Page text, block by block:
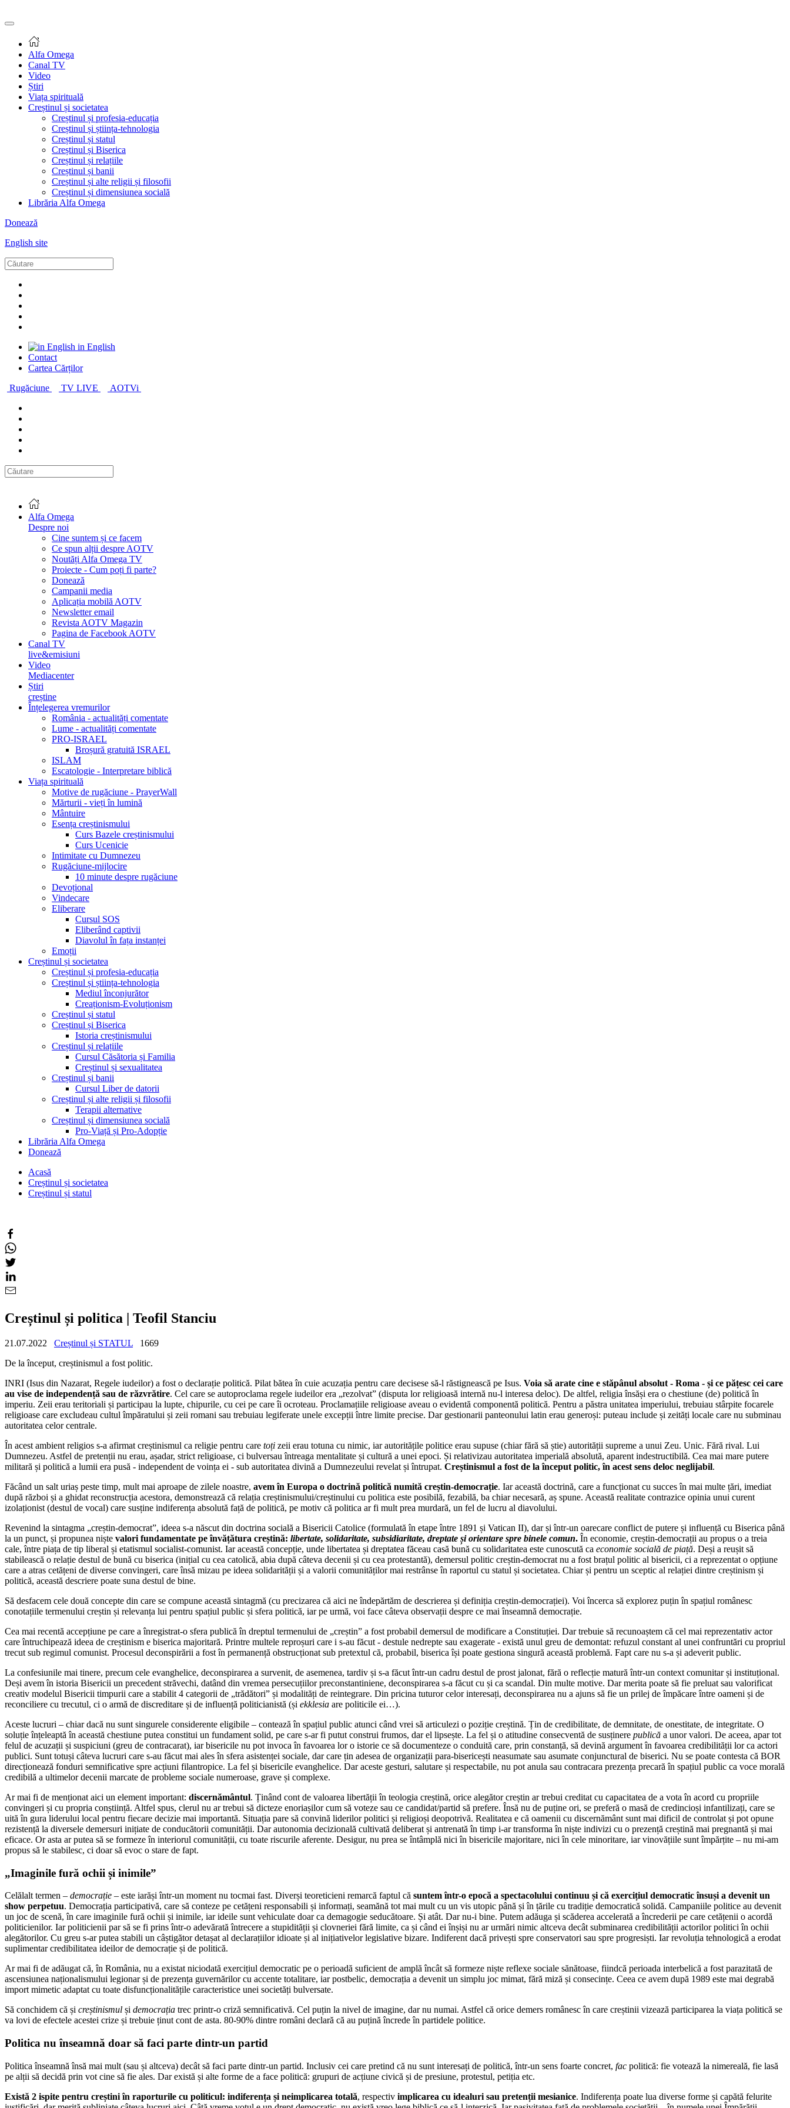
Alfa Omega
Canal TV
Video
Știri
Viața spirituală
Creștinul și societatea
Creștinul și profesia-educația
Creștinul și știința-tehnologia
Creștinul și statul
Creștinul și Biserica
Creștinul și relațiile
Creștinul și banii
Creștinul și alte religii și filosofii
Creștinul și dimensiunea socială
Librăria Alfa Omega
Donează
English site
in English
Contact
Cartea Cărților
Rugăciune
TV LIVE AOTVi
Alfa Omega
Despre noi
Cine suntem și ce facem
Ce spun alții despre AOTV
Noutăți Alfa Omega TV
Proiecte - Cum poți fi parte?
Donează
Campanii media
Aplicația mobilă AOTV
Newsletter email
Revista AOTV Magazin
Pagina de Facebook AOTV
Canal TV
live&emisiuni
Video
Mediacenter
Știri
creștine
Înțelegerea vremurilor
România - actualități comentate
Lume - actualități comentate
PRO-ISRAEL
Broșură gratuită ISRAEL
ISLAM
Escatologie - Interpretare biblică
Viața spirituală
Motive de rugăciune - PrayerWall
Mărturii - vieți în lumină
Mântuire
Esența creștinismului
Curs Bazele creștinismului
Curs Ucenicie
Intimitate cu Dumnezeu
Rugăciune-mijlocire
10 minute despre rugăciune
Devoțional
Vindecare
Eliberare
Cursul SOS
Eliberând captivii
Diavolul în fața instanței
Emoții
Creștinul și societatea
Creștinul și profesia-educația
Creștinul și știința-tehnologia
Mediul înconjurător
Creaționism-Evoluționism
Creștinul și statul
Creștinul și Biserica
Istoria creștinismului
Creștinul și relațiile
Cursul Căsătoria și Familia
Creștinul și sexualitatea
Creștinul și banii
Cursul Liber de datorii
Creștinul și alte religii și filosofii
Terapii alternative
Creștinul și dimensiunea socială
Pro-Viață și Pro-Adopție
Librăria Alfa Omega
Donează
Acasă
Creștinul și societatea
Creștinul și statul
Creștinul și politica | Teofil Stanciu
21.07.2022 Creștinul și STATUL
1669
De la început, creștinismul a fost politic.
INRI (Isus din Nazarat, Regele iudeilor) a fost o declarație politică. Pilat bătea în cuie acuzația pentru care decisese să-l răstignească pe Isus. Voia să arate cine e stăpânul absolut - Roma - și ce pățesc cei care
au vise de independență sau de răzvrătire. Cel care se autoproclama regele iudeilor era „rezolvat” (disputa lor religioasă internă nu-l interesa deloc). De altfel, religia însăși era o chestiune (de) politică în
imperiu. Zeii erau teritoriali și participau la lupte, chipurile, cu cei pe care îi ocroteau. Proclamațiile religioase aveau o evidentă componentă politică. Pentru a păstra unitatea imperiului, trebuiau stârpite focarele
religioase care excludeau cultul împăratului și zeii romani sau trebuiau legiferate unele excepții între limite precise. Dar gestionarii panteonului latin erau generoși: puteau include și zeități locale care nu subminau
autoritatea celor centrale.
În acest ambient religios s-a afirmat creștinismul ca religie pentru care toți zeii erau totuna cu nimic, iar autoritățile politice erau supuse (chiar fără să știe) autorității supreme a unui Zeu. Unic. Fără rival. Lui
Dumnezeu. Astfel de pretenții nu erau, așadar, strict religioase, ci bulversau întreaga mentalitate și cultură a unei epoci. Și relativizau autoritatea imperială absolută, aparent indestructibilă. Cea mai mare putere
militară și politică a lumii era pusă - independent de voința ei - sub autoritatea divină a Dumnezeului revelat și întrupat. Creștinismul a fost de la început politic, în acest sens deloc neglijabil.
Făcând un salt uriaș peste timp, mult mai aproape de zilele noastre, avem în Europa o doctrină politică numită creștin-democrație. Iar această doctrină, care a funcționat cu succes în mai multe țări, imediat
după război și a ghidat reconstrucția acestora, demonstrează că relația creștinismului/creștinului cu politica este posibilă, fezabilă, ba chiar necesară, aș spune. Această realitate contrazice opinia unui curent
izolaționist (destul de vocal) care susține indiferența absolută față de politică, pe motiv că politica ar fi mult prea murdară, un fel de lucru al diavolului.
Revenind la sintagma „creștin-democrat”, ideea s-a născut din doctrina socială a Bisericii Catolice (formulată în etape între 1891 și Vatican II), dar și într-un oarecare conflict de putere și influență cu Biserica până
la un punct, și propunea niște valori fundamentate pe învățătura creștină: libertate, solidaritate, subsidiaritate, dreptate și orientare spre binele comun. În economie, creștin-democrații au propus o a treia
cale, între piața de tip liberal și etatismul socialist-comunist. Iar această concepție, unde libertatea și dreptatea făceau casă bună cu solidaritatea este cunoscută ca economie socială de piață. Deși a reușit să
stabilească o relație destul de bună cu biserica (inițial cu cea catolică, abia după câteva decenii și cu cea protestantă), demersul politic creștin-democrat nu a fost brațul politic al bisericii, ci a reprezentat o opțiune
care a atras cetățeni de diverse convingeri, care însă mizau pe ideea solidarității și a valorii comunităților mai restrânse în raportul cu statul și societatea. Chiar și pentru un sceptic al relației dintre creștinism și
politică, această descriere poate suna destul de bine.
Să desfacem cele două concepte din care se compune această sintagmă (cu precizarea că aici ne îndepărtăm de descrierea și definiția creștin-democrației). Voi încerca să explorez puțin în spațiul românesc
conotațiile termenului creștin și relevanța lui pentru spațiul public și sfera politică, iar pe urmă, voi face câteva observații despre ce mai înseamnă democrație.
Cea mai recentă accepțiune pe care a înregistrat-o sfera publică în dreptul termenului de „creștin” a fost probabil demersul de modificare a Constituției. Dar trebuie să recunoaștem că cel mai reprezentativ actor
care întruchipează ideea de creștinism e biserica majoritară. Printre multele reproșuri care i s-au făcut - destule nedrepte sau exagerate - există unul greu de demontat: refuzul constant al unei confruntări cu propriul
trecut sub regimul comunist. Procesul deconspirării a fost în permanență obstrucționat sub pretextul că, probabil, biserica își poate gestiona singură această problemă. Fapt care nu s-a și adeverit public.
La confesiunile mai tinere, precum cele evanghelice, deconspirarea a survenit, de asemenea, tardiv și s-a făcut într-un cadru destul de prost jalonat, fără o reflecție matură într-un context comunitar și instituțional.
Deși avem în istoria Bisericii un precedent străvechi, datând din vremea persecuțiilor preconstantiniene, deconspirarea s-a făcut cu și ca scandal. Din multe motive. Dar merita poate să fie preluat sau valorificat
creativ modelul Bisericii timpurii care a stabilit 4 categorii de „trădători” și modalități de reintegrare. Din pricina tuturor celor interesați, deconspirarea nu a ajuns să fie un prilej de împăcare între oameni și de
reconciliere cu trecutul, ci o armă de discreditare și de influență politicianistă (și ekklesia are politicile ei…).
Aceste lucruri – chiar dacă nu sunt singurele considerente eligibile – contează în spațiul public atunci când vrei să articulezi o poziție creștină. Țin de credibilitate, de demnitate, de onestitate, de integritate. O
soluție înțeleaptă în această chestiune putea constitui un fundament solid, pe care s-ar fi putut construi frumos, dar el lipsește. La fel și o atitudine consecventă de susținere publică a unor valori. De aceea, apar tot
felul de acuzații și suspiciuni (greu de contracarat), iar bisericile nu pot invoca în favoarea lor o istorie ce să documenteze o conduită care, prin constanță, să devină argument în favoarea credibilității lor ca actori
publici. Sunt totuși câteva lucruri care s-au făcut mai ales în sfera asistenței sociale, dar care țin adesea de organizații para-bisericești neasumate sau asumate conjunctural de biserici. Nu se poate contesta că BOR
direcționează fonduri semnificative spre acțiuni filantropice. La fel și bisericile evanghelice. Dar aceste gesturi, salutare și respectabile, nu pot anula sau contracara prezența precară în spațiul public ca voce morală
credibilă a ultimelor decenii marcate de probleme sociale numeroase, grave și complexe.
Ar mai fi de menționat aici un element important: discernământul. Ținând cont de valoarea libertății în teologia creștină, orice alegător creștin ar trebui creditat cu capacitatea de a vota în acord cu propriile
convingeri și cu propria conștiință. Altfel spus, clerul nu ar trebui să dicteze enoriașilor cum să voteze sau ce candidat/partid să prefere. Însă nu de puține ori, se preferă o masă de credincioși infantilizați, care se
uită în gura liderului local pentru fiecare decizie mai importantă. Situația pare să convină liderilor politici și religioși deopotrivă. Realitatea e că oamenii cu discernământ sunt mai dificil de controlat și pot opune
rezistență la diversele demersuri inițiate de conducătorii comunității. Dar autonomia decizională cultivată deliberat și antrenată în timp i-ar transforma în niște indivizi cu o prezență creștină mai pregnantă și mai
eficace. Or asta ar putea să se formeze în interiorul comunității, cu toate riscurile aferente. Desigur, nu prea se întâmplă nici în bisericile majoritare, nici în cele minoritare, iar vinovățiile sunt împărțite – nu mi-am
propus să le stabilesc, ci doar să evoc o stare de fapt.
„Imaginile fură ochii și inimile”
Celălalt termen – democrație – este iarăși într-un moment nu tocmai fast. Diverși teoreticieni remarcă faptul că suntem într-o epocă a spectacolului continuu și că exercițiul democratic însuși a devenit un
show perpetuu. Democrația participativă, care să conteze pe cetățeni responsabili și informați, seamănă tot mai mult cu un vis utopic până și în țările cu tradiție democratică solidă. Campaniile politice au devenit
un joc de scenă, în care imaginile fură ochii și inimile, iar ideile sunt vehiculate doar ca demagogie seducătoare. Și atât. Dar nu-i bine. Putem adăuga și scăderea accelerată a încrederii pe care cetățenii o acordă
politicienilor. Iar politicienii par să se fi prins într-o adevărată întrecere a stupidității și clovneriei fără limite, ca și când ei înșiși nu ar urmări nimic altceva decât subminarea credibilității actorilor politici în ochii
alegătorilor. Cu greu s-ar putea stabili un câștigător detașat al declarațiilor idioate și al inițiativelor legislative bizare. Indiferent dacă privești spre conservatori sau spre progresiști. Iar revoluția tehnologică a erodat
suplimentar credibilitatea ideilor de democrație și de politică.
Ar mai fi de adăugat că, în România, nu a existat niciodată exercițiul democratic pe o perioadă suficient de amplă încât să formeze niște reflexe sociale sănătoase, fiindcă perioada interbelică a fost parazitată de
ascensiunea naționalismului legionar și de prezența guvernărilor cu accente totalitare, iar postbelic, democrația a devenit un simplu joc mimat, fără miză și consecințe. Ceea ce avem după 1989 este mai degrabă
import mimetic adaptat cu toate disfuncționalitățile caracteristice unei societăți bulversate.
Să conchidem că și creștinismul și democrația trec printr-o criză semnificativă. Cel puțin la nivel de imagine, dar nu numai. Astfel că orice demers românesc în care creștinii vizează participarea la viața politică se
va lovi de efectele acestei crize și trebuie ținut cont de asta. 80-90% dintre români declară că au puțină încrede în partidele politice.
Politica nu înseamnă doar să faci parte dintr-un partid
Politica înseamnă însă mai mult (sau și altceva) decât să faci parte dintr-un partid. Inclusiv cei care pretind că nu sunt interesați de politică, într-un sens foarte concret, fac politică: fie votează la nimereală, fie lasă
pe alții să decidă prin vot cine să fie ales. Dar există și alte forme de a face politică: grupuri de acțiune civică și de presiune, protestul, petiția etc.
Există 2 ispite pentru creștini în raporturile cu politicul: indiferența și neimplicarea totală, respectiv implicarea cu idealuri sau pretenții mesianice. Indiferența poate lua diverse forme și capătă felurite